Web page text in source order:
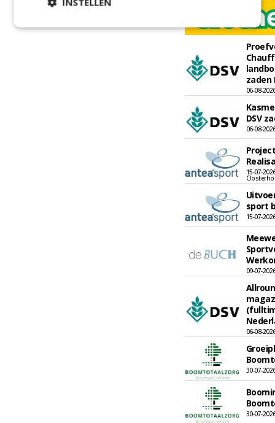
zaden
06-08-
DSV
06-08-
15-07-
sport
15-07-
09-07-
06-08-
30-07-
30-07-